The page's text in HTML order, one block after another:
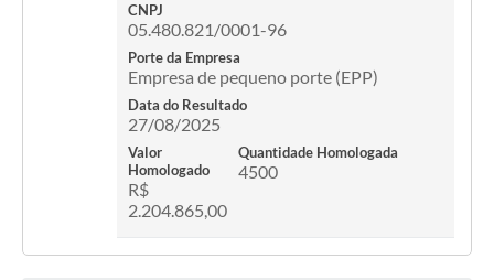
CNPJ
05.480.821/0001-96
Porte da Empresa
Empresa de pequeno porte (EPP)
Data do Resultado
27/08/2025
Valor
Homologado
R$
2.204.865,00
Quantidade Homologada
4500